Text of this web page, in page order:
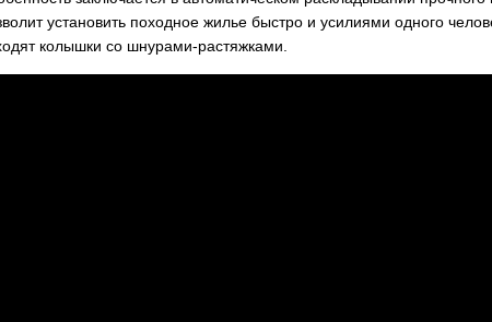
1050сом
установить походное жилье быстро и усилиями одного
колышки со шнурами-растяжками.